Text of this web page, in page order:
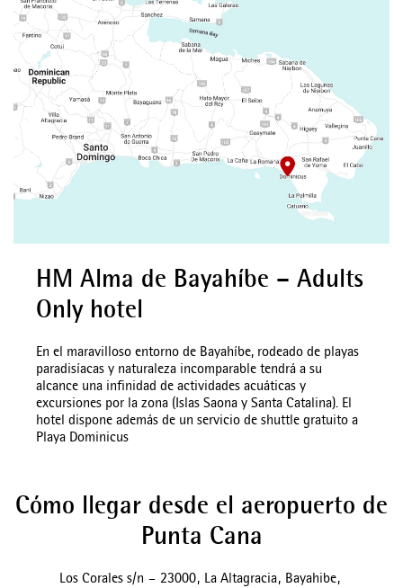
HM Alma de Bayahíbe – Adults
Only hotel
En el maravilloso entorno de Bayahíbe, rodeado de playas
paradisíacas y naturaleza incomparable tendrá a su
alcance una infinidad de actividades acuáticas y
excursiones por la zona (Islas Saona y Santa Catalina). El
hotel dispone además de un servicio de shuttle gratuito a
Playa Dominicus
Cómo llegar desde el aeropuerto de
Punta Cana
Los Corales s/n – 23000, La Altagracia, Bayahibe,